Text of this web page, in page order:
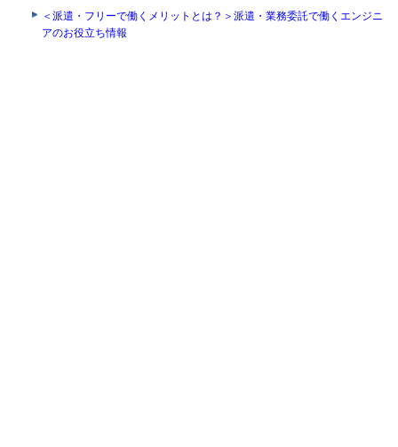
＜派遣・フリーで働くメリットとは？＞派遣・業務委託で働くエンジニ
アのお役立ち情報